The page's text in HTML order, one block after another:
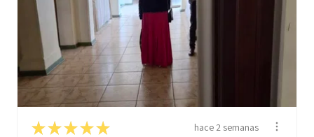
★★★★★ hace 2 semanas